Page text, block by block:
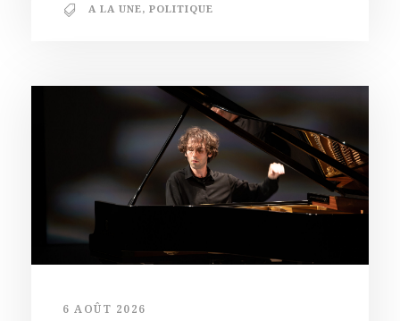
A LA UNE, POLITIQUE
6 AOÛT 2026